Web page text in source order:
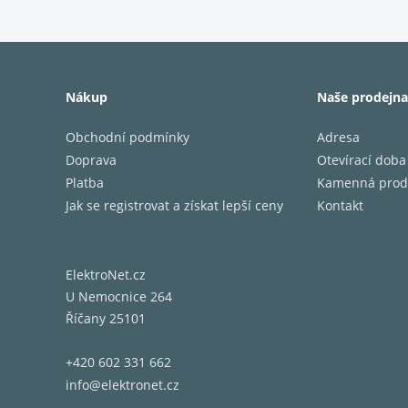
pro
5.1
který
Nákup
Obchodní podmínky
Doprava
Platba
Jak se registrovat a získat lepší ceny
Naše prodejna
Adresa
Otevírací doba
Kamenná
Kontakt
ElektroNet.cz
U Nemocnice 264
Říčany 25101
+420 602 331 662
info@elektronet.cz